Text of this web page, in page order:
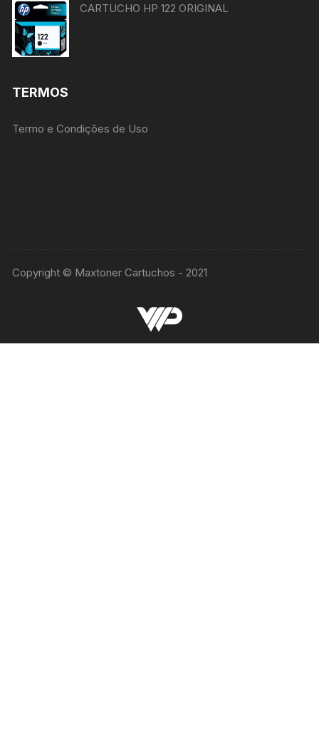
CARTUCHO HP 122 ORIGINAL
TERMOS
Termo e Condições de Uso